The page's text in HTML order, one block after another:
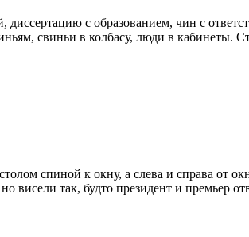
с образованием, чин с
свиньи в колбасу, люди в кабинеты.
спиной к окну, а слева и справа от
висели так, будто президент и премьер